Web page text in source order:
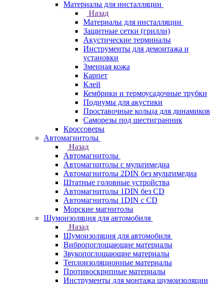
Материалы для инсталляции
Назад
Материалы для инсталляции
Защитные сетки (грилли)
Акустические терминалы
Инструменты для демонтажа и
установки
Змеиная кожа
Карпет
Клей
Кембрики и термоусадочные трубки
Подиумы для акустики
Проставочные кольца для динамиков
Саморезы под шестигранник
Кроссоверы
Автомагнитолы
Назад
Автомагнитолы
Автомагнитолы с мультимедиа
Автомагнитолы 2DIN без мультимедиа
Штатные головные устройства
Автомагнитолы 1DIN без CD
Автомагнитолы 1DIN с CD
Морские магнитолы
Шумоизоляция для автомобиля
Назад
Шумоизоляция для автомобиля
Вибропоглощающие материалы
Звукопоглощающие материалы
Теплоизоляционные материалы
Противоскрипные материалы
Инструменты для монтажа шумоизоляции